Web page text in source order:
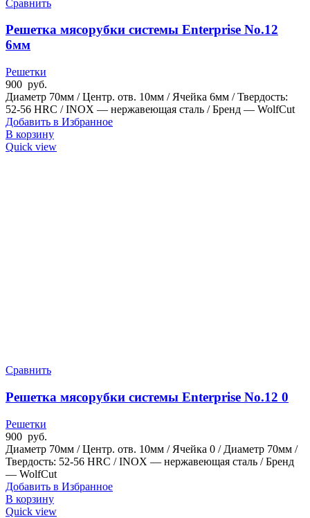
Сравнить
Решетка мясорубки системы Enterprise No.12
6мм
Решетки
900 руб.
Диаметр 70мм / Центр. отв. 10мм / Ячейка 6мм / Твердость:
52-56 HRC / INOX — нержавеющая сталь / Бренд — WolfCut
Добавить в Избранное
В корзину
Quick view
Сравнить
Решетка мясорубки системы Enterprise No.12 0
Решетки
900 руб.
Диаметр 70мм / Центр. отв. 10мм / Ячейка 0 / Диаметр 70мм /
Твердость: 52-56 HRC / INOX — нержавеющая сталь / Бренд
— WolfCut
Добавить в Избранное
В корзину
Quick view